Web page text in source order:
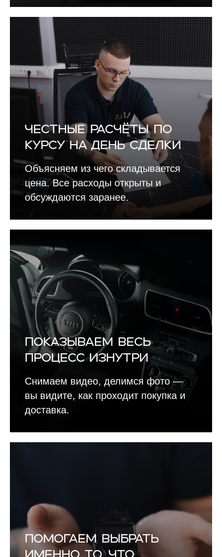
Честные расчёты по
курсу на день сделки
Объясняем из чего складывается
цена. Все расходы открыты и
обсуждаются заранее.
Показываем весь
процесс изнутри
Снимаем видео, делимся фото —
вы видите, как проходит покупка и
доставка.
Помогаем выбрать